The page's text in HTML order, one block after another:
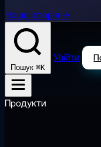
Наша історія →
Пошук ⌘K
Увійти
Продукти